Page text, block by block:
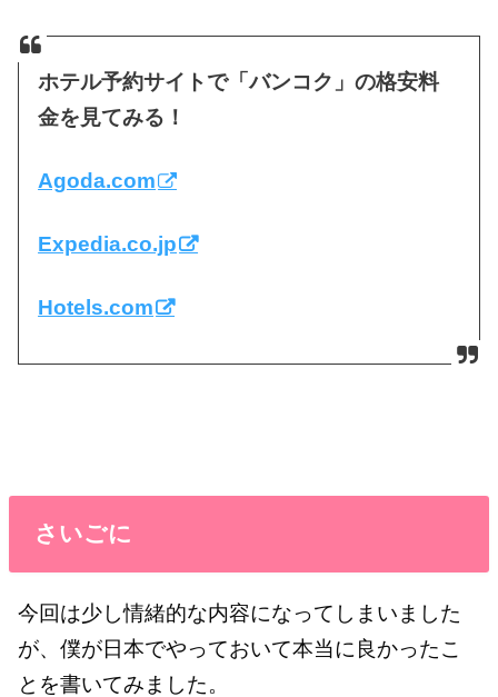
ホテル予約サイトで「バンコク」の格安料
金を見てみる！
Agoda.com
Expedia.co.jp
Hotels.com
さいごに
今回は少し情緒的な内容になってしまいました
が、僕が日本でやっておいて本当に良かったこ
とを書いてみました。